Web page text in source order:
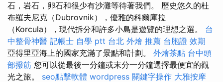
石，岩石，卵石和很少有沙灘等待著我們。 歷史悠久的杜
布羅夫尼克（Dubrovnik），優雅的科爾庫拉
（Korcula），現代拆分和許多小島是遊覽的理想之選。 台
中整骨神醫 記帳士 自學 ptt 台北 外燴 推薦 台胞證 效期
亞得里亞海上的國家充滿了景點和計劃。 外燴茶點 台中頭
部撥筋 您可以從最後一分鐘或末分一分鐘選擇最便宜的觀
光之旅。 seo點擊軟體 wordpress 關鍵字操作 大雅按摩